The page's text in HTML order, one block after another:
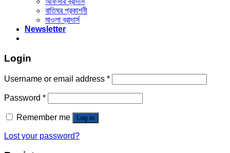
বাতিঘর প্রকাশনী
মাওলা ব্রাদার্স
Newsletter
Login
Username or email address *
Password *
Remember me Log in
Lost your password?